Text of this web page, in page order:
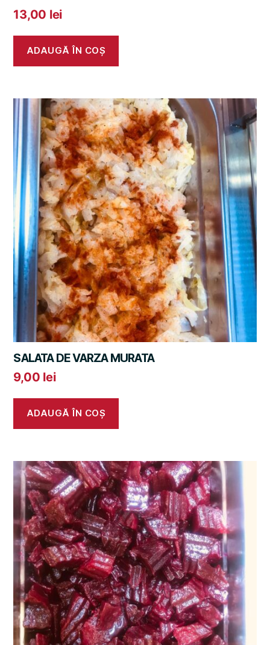
13,00 lei
ADAUGĂ ÎN COȘ
SALATA DE VARZA MURATA
9,00 lei
ADAUGĂ ÎN COȘ